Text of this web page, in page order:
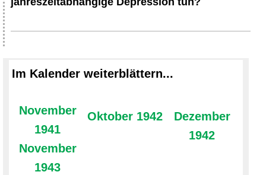
Im Kalender weiterblättern...
November
1941
November
1943
Oktober 1942
Dezember
1942